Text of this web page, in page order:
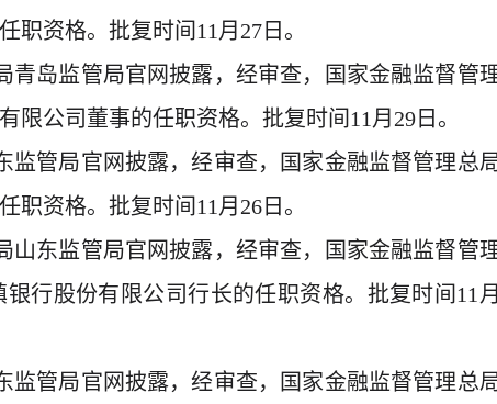
职资格。批复时间11月27日。
青岛监管局官网披露，经审查，国家金融监督管
限公司董事的任职资格。批复时间11月29日。
监管局官网披露，经审查，国家金融监督管理总
职资格。批复时间11月26日。
山东监管局官网披露，经审查，国家金融监督管
行股份有限公司行长的任职资格。批复时间11
监管局官网披露，经审查，国家金融监督管理总